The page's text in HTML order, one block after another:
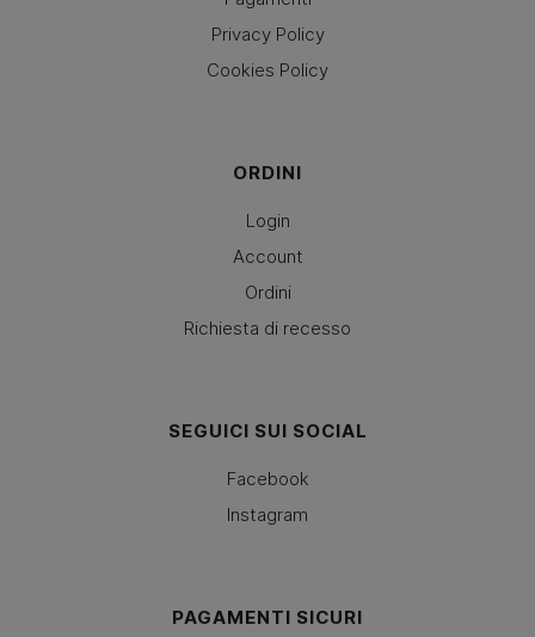
Privacy Policy
Cookies Policy
ORDINI
Login
Account
Ordini
Richiesta di recesso
SEGUICI SUI SOCIAL
Facebook
Instagram
PAGAMENTI SICURI